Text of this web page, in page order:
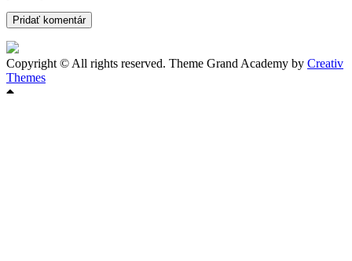
Copyright © All rights reserved. Theme Grand Academy by Creativ
Themes